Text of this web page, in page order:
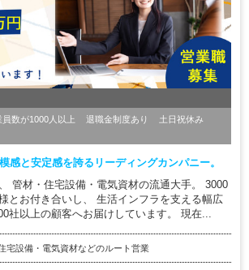
員数が1000人以上 退職金制度あり
土日祝休み
感と安定感を誇るリーディングカンパニー。
管材・住宅設備・電気資材の流通大手。 3000
とお付き合いし、 生活インフラを支える幅広
社以上の顧客へお届けしています。 現在...
宅設備・電気資材などのルート営業